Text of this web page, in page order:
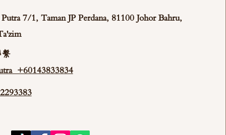
Putra 7/1, Taman JP Perdana, 81100 Johor Bahru,
繫
+60143833834